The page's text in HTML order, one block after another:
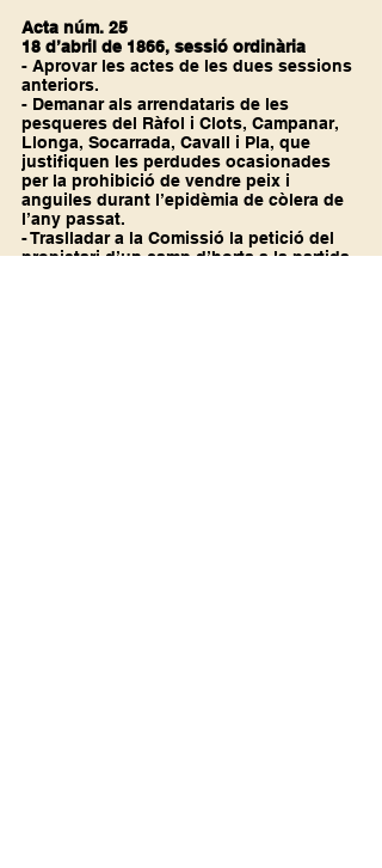
Acta núm. 25
18 d’abril de 1866, sessió ordinària
- Aprovar les actes de les dues sessions
anteriors.
- Demanar als arrendataris de les
pesqueres del Ràfol i Clots, Campanar,
Llonga, Socarrada, Cavall i Pla, que
justifiquen les perdudes ocasionades
per la prohibició de vendre peix i
anguiles durant l’epidèmia de còlera de
l’any passat.
- Traslladar a la Comissió la petició del
propietari d’un camp d’horta a la partida